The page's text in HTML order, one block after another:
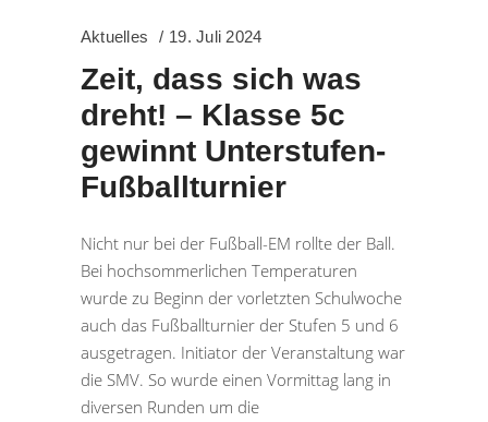
Aktuelles 19. Juli 2024
Zeit, dass sich was
dreht! – Klasse 5c
gewinnt Unterstufen-
Fußballturnier
Nicht nur bei der Fußball-EM rollte der Ball.
Bei hochsommerlichen Temperaturen
wurde zu Beginn der vorletzten Schulwoche
auch das Fußballturnier der Stufen 5 und 6
ausgetragen. Initiator der Veranstaltung war
die SMV. So wurde einen Vormittag lang in
diversen Runden um die